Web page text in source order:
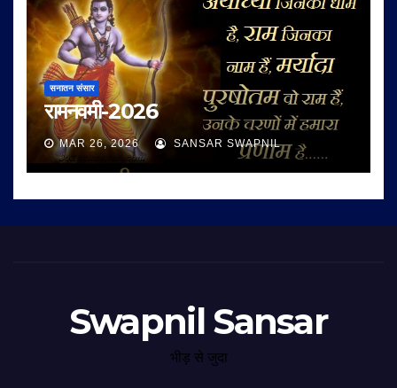
सनातन संसार
रामनवमी-2026
MAR 26, 2026 SANSAR SWAPNIL
Swapnil Sansar
भीड़ से जुदा